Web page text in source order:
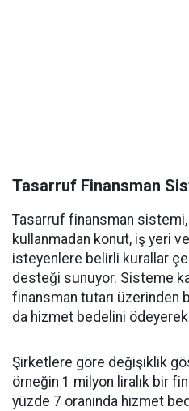
Tasarruf Finansman
Tasarruf finansman
kullanmadan konut, iş yeri
isteyenlere belirli kurallar
desteği sunuyor. Sisteme
finansman tutarı üzerinden
da hizmet bedelini
Şirketlere göre değişiklik
örneğin 1 milyon liralık bir
yüzde 7 oranında hizmet